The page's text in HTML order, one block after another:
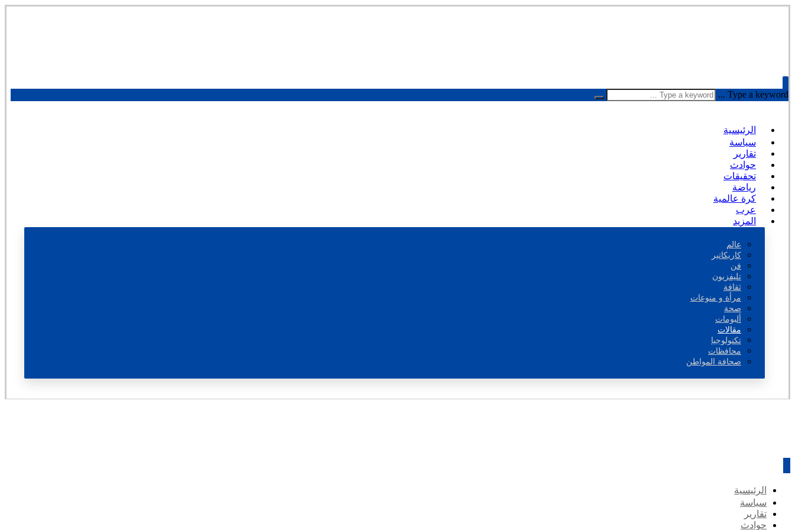
Type a keyword ...
الرئيسية
سياسة
تقارير
حوادث
تحقيقات
رياضة
كرة عالمية
عرب
المزيد
عالم
كاريكاتير
فن
تليفزيون
ثقافة
مرأة و منوعات
صحة
ألبومات
مقالات
تكنولوجيا
محافظات
صحافة المواطن
الرئيسية
سياسة
تقارير
حوادث